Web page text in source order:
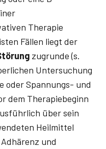
Therapie
Fällen liegt der
zugrunde (s.
Untersuchung
oder Spannungs- und
dem Therapiebeginn
über sein
Heilmittel
und